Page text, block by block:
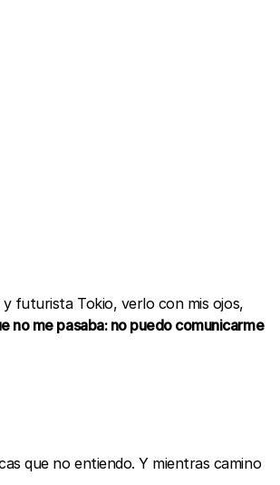
futurista Tokio, verlo con mis ojos,
no me pasaba: no puedo comunicarme
que no entiendo. Y mientras camino